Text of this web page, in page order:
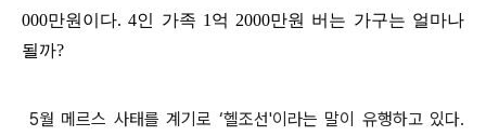
000만원이다. 4인 가족 1억 2000만원 버는 가구는 얼마나
될까?
5월 메르스 사태를 계기로 ‘헬조선'이라는 말이 유행하고 있다.